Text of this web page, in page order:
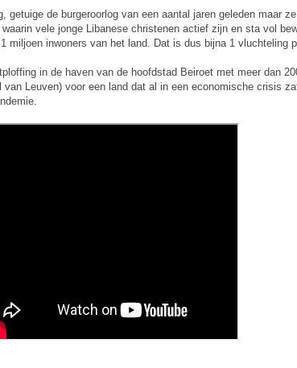
getuige de burgeroorlog van een aantal jaren geleden maar
vele jonge Libanese christenen actief zijn en sta vol
inwoners van het land. Dat is dus bijna 1 vluchteling
in de haven van de hoofdstad Beiroet met meer dan
Leuven) voor een land dat al in een economische crisis